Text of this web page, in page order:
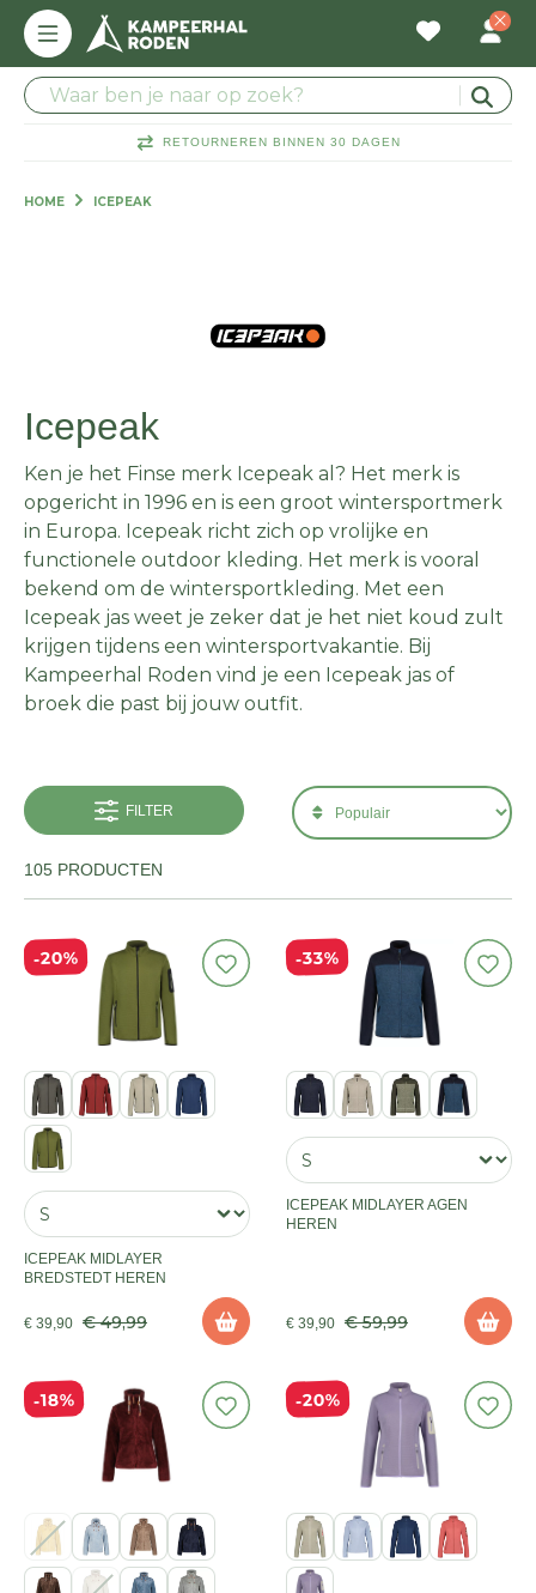
RETOURNEREN BINNEN 30 DAGEN
HOME ICEPEAK
Icepeak
Ken je het Finse merk Icepeak al? Het merk is
opgericht in 1996 en is een groot wintersportmerk
in Europa. Icepeak richt zich op vrolijke en
functionele outdoor kleding. Het merk is vooral
bekend om de wintersportkleding. Met een
Icepeak jas weet je zeker dat je het niet koud zult
krijgen tijdens een wintersportvakantie. Bij
Kampeerhal Roden vind je een Icepeak jas of
broek die past bij jouw outfit.
FILTER
105 PRODUCTEN
20%
ICEPEAK MIDLAYER
BREDSTEDT HEREN
€ 39,90 € 49,99
33%
ICEPEAK MIDLAYER AGEN
HEREN
€ 39,90 € 59,99
18% 20%